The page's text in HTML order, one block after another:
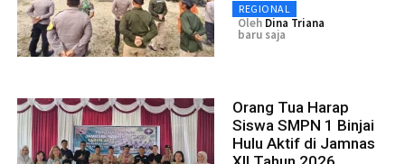
REGIONAL
Oleh Dina Triana
baru saja
Orang Tua Harap
Siswa SMPN 1 Binjai
Hulu Aktif di Jamnas